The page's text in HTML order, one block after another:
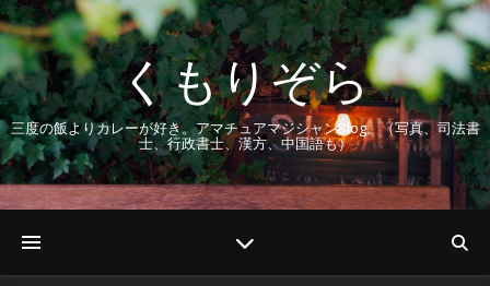
くもりぞら
三度の飯よりカレーが好き。アマチュアマジシャンBlog。（写真、司法書
士、行政書士、漢方、中国語も）